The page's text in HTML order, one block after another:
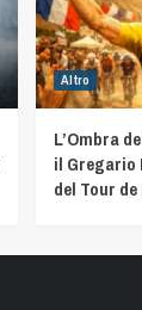
Altro
L’Ombra
il Gregario
del Tour